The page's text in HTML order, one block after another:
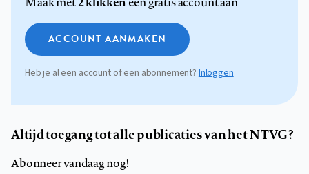
ACCOUNT AANMAKEN
Heb je al een account of een abonnement? Inloggen
Altijd toegang tot alle publicaties van het NTVG?
Abonneer vandaag nog!